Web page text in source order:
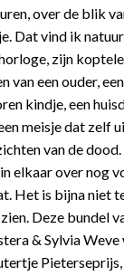
over de blik
Dat vind ik
zijn
van een ouder,
kindje, een
meisje dat zelf
van de
elkaar over nog
Het is bijna niet
Deze bundel
& Sylvia
Pieterseprijs,